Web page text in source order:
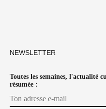
NEWSLETTER
Toutes les semaines, l'actualité
résumée :